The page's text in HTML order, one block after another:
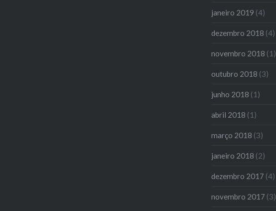
janeiro 2019 (4)
dezembro 2018 (4)
novembro 2018 (1)
outubro 2018 (3)
junho 2018 (1)
abril 2018 (1)
março 2018 (3)
janeiro 2018 (2)
dezembro 2017 (4)
novembro 2017 (3)